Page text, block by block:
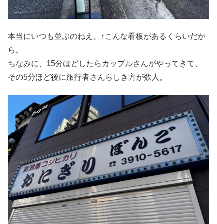
本当にいつも並ぶのねえ。↑こんな看板があるくらいだか
ら。
ちなみに、15分ほどしたらカップルさんがやってきて、
その5分ほど後に旅行者さんらしき方が数人。